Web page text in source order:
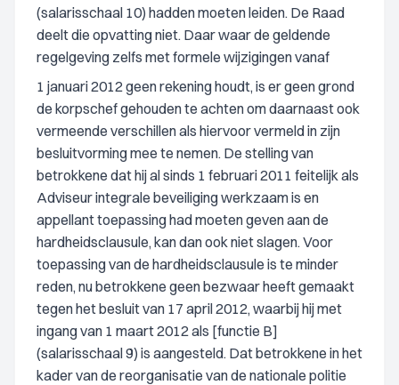
(salarisschaal 10) hadden moeten leiden. De Raad
deelt die opvatting niet. Daar waar de geldende
regelgeving zelfs met formele wijzigingen vanaf
1 januari 2012 geen rekening houdt, is er geen grond
de korpschef gehouden te achten om daarnaast ook
vermeende verschillen als hiervoor vermeld in zijn
besluitvorming mee te nemen. De stelling van
betrokkene dat hij al sinds 1 februari 2011 feitelijk als
Adviseur integrale beveiliging werkzaam is en
appellant toepassing had moeten geven aan de
hardheidsclausule, kan dan ook niet slagen. Voor
toepassing van de hardheidsclausule is te minder
reden, nu betrokkene geen bezwaar heeft gemaakt
tegen het besluit van 17 april 2012, waarbij hij met
ingang van 1 maart 2012 als [functie B]
(salarisschaal 9) is aangesteld. Dat betrokkene in het
kader van de reorganisatie van de nationale politie